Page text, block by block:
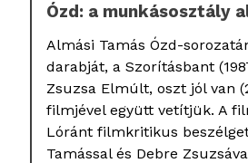
Ózd: a munkásosztály
Almási Tamás Ózd-
darabját, a Szorításbant
Zsuzsa Elmúlt, oszt jól van
filmjével együtt vetítjük. A
Lóránt filmkritikus
Tamással és Debre